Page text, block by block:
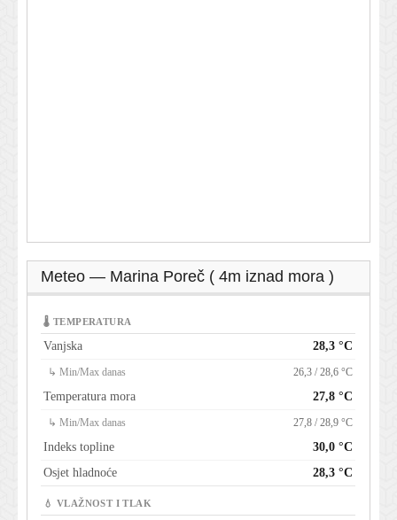
Meteo — Marina Poreč ( 4m iznad mora )
🌡 TEMPERATURA
Vanjska 28,3 °C
↳ Min/Max danas 26,3 / 28,6 °C
Temperatura mora 27,8 °C
↳ Min/Max danas 27,8 / 28,9 °C
Indeks topline
30,0 °C
Osjet hladnoće
28,3 °C
💧 VLAŽNOST I TLAK